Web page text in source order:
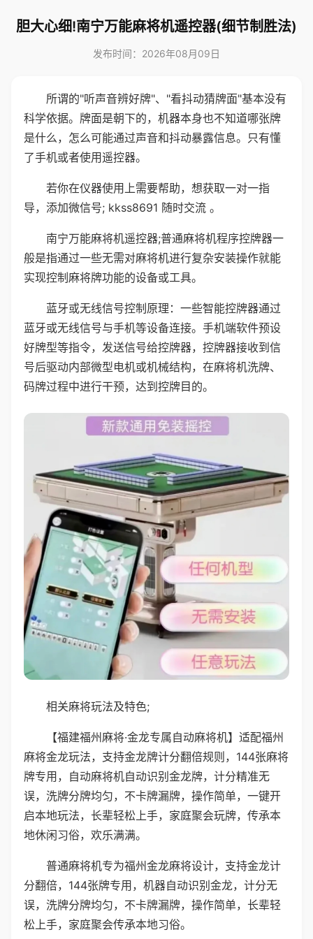
胆大心细!南宁万能麻将机遥控器(细节制胜法)
发布时间：2026年08月09日
所谓的"听声音辨好牌"、"看抖动猜牌面"基本没有
科学依据。牌面是朝下的，机器本身也不知道哪张牌
是什么，怎么可能通过声音和抖动暴露信息。只有懂
了手机或者使用遥控器。
若你在仪器使用上需要帮助，想获取一对一指
导，添加微信号; kkss8691 随时交流 。
南宁万能麻将机遥控器;普通麻将机程序控牌器一
般是指通过一些无需对麻将机进行复杂安装操作就能
实现控制麻将牌功能的设备或工具。
蓝牙或无线信号控制原理：一些智能控牌器通过
蓝牙或无线信号与手机等设备连接。手机端软件预设
好牌型等指令，发送信号给控牌器，控牌器接收到信
号后驱动内部微型电机或机械结构，在麻将机洗牌、
码牌过程中进行干预，达到控牌目的。
相关麻将玩法及特色;
【福建福州麻将·金龙专属自动麻将机】适配福州
麻将金龙玩法，支持金龙牌计分翻倍规则，144张麻将
牌专用，自动麻将机自动识别金龙牌，计分精准无
误，洗牌分牌均匀，不卡牌漏牌，操作简单，一键开
启本地玩法，长辈轻松上手，家庭聚会玩牌，传承本
地休闲习俗，欢乐满满。
普通麻将机专为福州金龙麻将设计，支持金龙计
分翻倍，144张牌专用，机器自动识别金龙，计分无
误，洗牌分牌均匀，不卡牌漏牌，操作简单，长辈轻
松上手，家庭聚会传承本地习俗。